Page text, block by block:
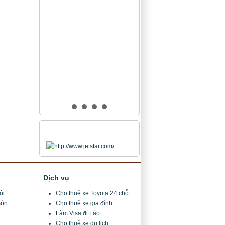
Dịch vụ
Cho thuê xe Toyota 24 chỗ
Cho thuê xe gia đình
Làm Visa đi Lào
Cho thuê xe du lịch